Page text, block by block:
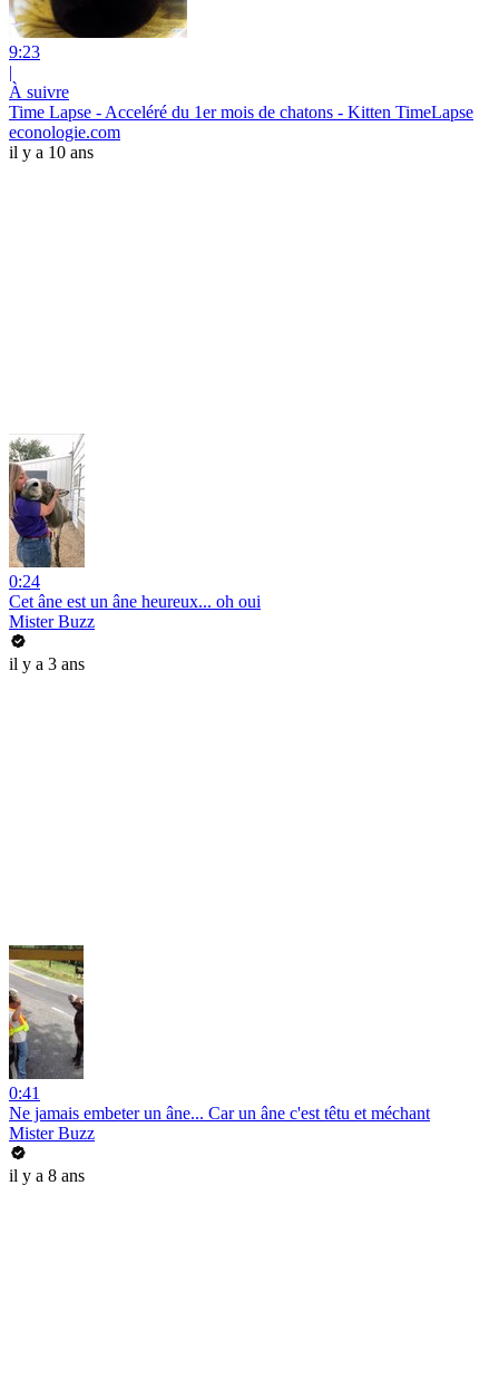
9:23
|
À suivre
Time Lapse - Acceléré du 1er mois de chatons - Kitten TimeLapse
econologie.com
il y a 10 ans
0:24
Cet âne est un âne heureux... oh oui
Mister Buzz
il y a 3 ans
0:41
Ne jamais embeter un âne... Car un âne c'est têtu et méchant
Mister Buzz
il y a 8 ans